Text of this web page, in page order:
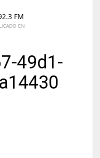
FM
EN
49d1-